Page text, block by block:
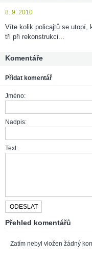
8. 9. 2010
Víte kolik policajtů se utopí,
tři při rekonstrukci...
Komentáře
Přidat komentář
Jméno:
Nadpis:
Text:
Přehled komentářů
Zatím nebyl vložen žádný